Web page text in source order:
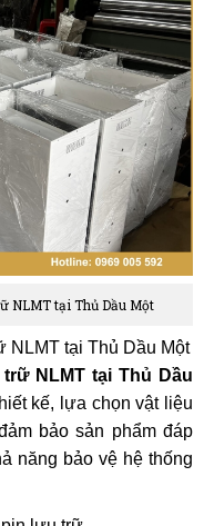
NLMT tại Thủ Dầu Một
NLMT tại Thủ Dầu Một
NLMT tại Thủ Dầu
kế, lựa chọn vật liệu
bảo sản phẩm đáp
năng bảo vệ hệ thống